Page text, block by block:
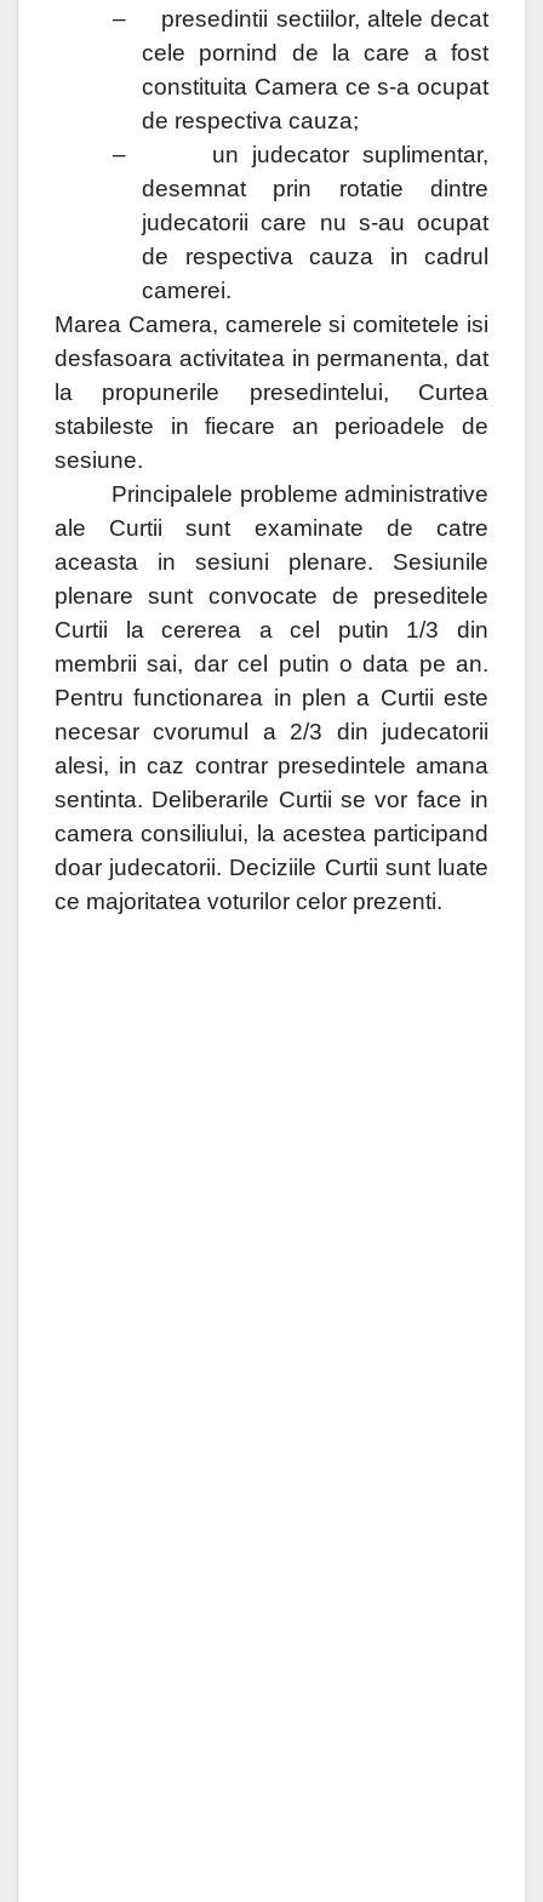
–
presedintii sectiilor, altele decat
cele pornind de la care a fost
constituita Camera ce s-a ocupat
de respectiva cauza;
–
un judecator suplimentar,
desemnat prin rotatie dintre
judecatorii care nu s-au ocupat
de respectiva cauza in cadrul
camerei.
Marea Camera, camerele si comitetele isi
desfasoara activitatea in permanenta, dat
la propunerile presedintelui, Curtea
stabileste in fiecare an perioadele de
sesiune.
Principalele probleme administrative
ale Curtii sunt examinate de catre
aceasta in sesiuni plenare. Sesiunile
plenare sunt convocate de preseditele
Curtii la cererea a cel putin 1/3 din
membrii sai, dar cel putin o data pe an.
Pentru functionarea in plen a Curtii este
necesar cvorumul a 2/3 din judecatorii
alesi, in caz contrar presedintele amana
sentinta. Deliberarile Curtii se vor face in
camera consiliului, la acestea participand
doar judecatorii. Deciziile Curtii sunt luate
ce majoritatea voturilor celor prezenti.